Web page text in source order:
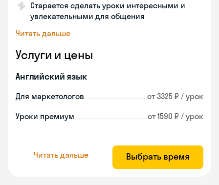
Старается сделать уроки интересными и
увлекательными для общения
Читать дальше
Услуги и цены
Английский язык
Для маркетологов от 3325 ₽ / урок
Уроки премиум от 1590 ₽ / урок
Читать дальше Выбрать время